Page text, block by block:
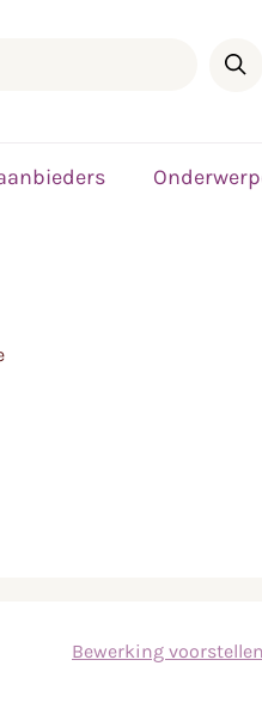
Bewerking voorstellen